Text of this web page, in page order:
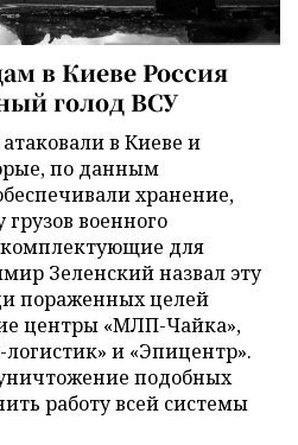
в Киеве Россия
голод ВСУ
в Киеве и
по данным
хранение,
грузов военного
для
Зеленский назвал эту
пораженных целей
центры «МЛП-Чайка»,
логистик» и «Эпицентр».
подобных
работу всей системы